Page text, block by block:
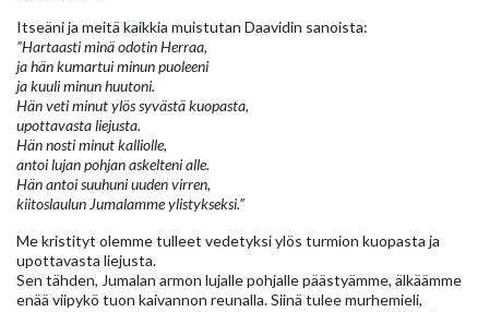
Itseäni ja meitä kaikkia muistutan Daavidin sanoista:
”Hartaasti minä odotin Herraa,
ja hän kumartui minun puoleeni
ja kuuli minun huutoni.
Hän veti minut ylös syvästä kuopasta,
upottavasta liejusta.
Hän nosti minut kalliolle,
antoi lujan pohjan askelteni alle.
Hän antoi suuhuni uuden virren,
kiitoslaulun Jumalamme ylistykseksi.”
Me kristityt olemme tulleet vedetyksi ylös turmion kuopasta ja
upottavasta liejusta.
Sen tähden, Jumalan armon lujalle pohjalle päästyämme, älkäämme
enää viipykö tuon kaivannon reunalla. Siinä tulee murhemieli,